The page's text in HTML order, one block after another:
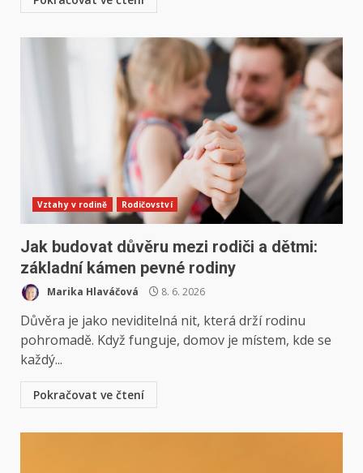
Vztahy v rodině Rodičovství
Jak budovat důvěru mezi rodiči a dětmi:
základní kámen pevné rodiny
Marika Hlaváčová 8. 6. 2026
Důvěra je jako neviditelná nit, která drží rodinu
pohromadě. Když funguje, domov je místem, kde se
každý...
Pokračovat ve čtení